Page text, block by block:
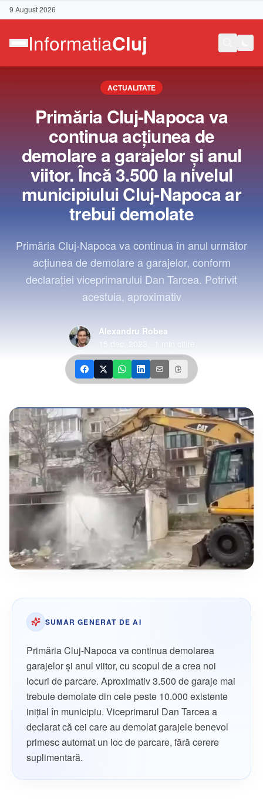
9 August 2026
Contact
ACTUALITATE
Primăria Cluj-Napoca va
continua acțiunea de
demolare a garajelor și anul
viitor. Încă 3.500 la nivelul
municipiului Cluj-Napoca ar
trebui demolate
Primăria Cluj-Napoca va continua în anul următor
acțiunea de demolare a garajelor, conform
declarației viceprimarului Dan Tarcea. Potrivit
acestuia, aproximativ
Alexandru Robea
15 dec. 2023
min citire
SUMAR GENERAT DE AI
Primăria Cluj-Napoca va continua demolarea
garajelor și anul viitor, cu scopul de a crea noi
locuri de parcare. Aproximativ 3.500 de garaje mai
trebuie demolate din cele peste 10.000 existente
inițial în municipiu. Viceprimarul Dan Tarcea a
declarat că cei care au demolat garajele benevol
primesc automat un loc de parcare, fără cerere
suplimentară.